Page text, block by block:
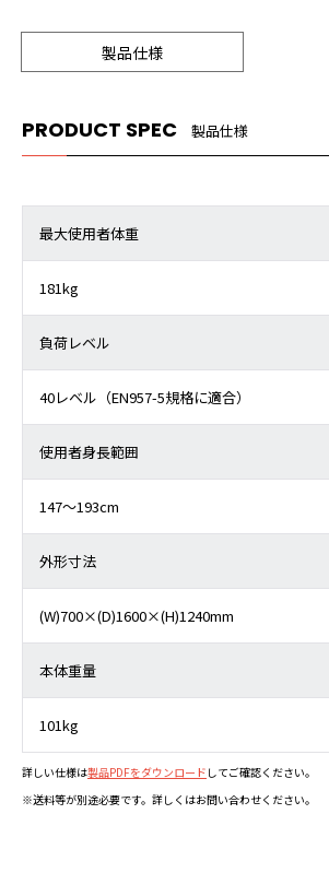
製品仕様
PRODUCT SPEC 製品仕様
最大使用者体重
181kg
負荷レベル
40レベル（EN957-5規格に適合）
使用者身長範囲
147～193cm
外形寸法
(W)700×(D)1600×(H)1240mm
本体重量
101kg
詳しい仕様は製品PDFをダウンロード してご確認ください。
※送料等が別途必要です。詳しくはお問い合わせください。